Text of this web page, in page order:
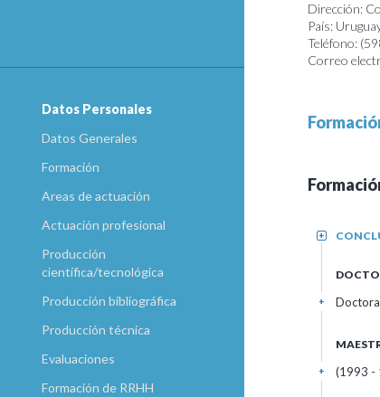
Datos Personales
Datos Generales
Formación
Areas de actuación
Actuación profesional
Producción
científica/tecnológica
Producción bibliográfica
Producción técnica
Evaluaciones
Formación de RRHH
Dirección:
País:
Teléfono:
Correo
+
+
(1993 -
+